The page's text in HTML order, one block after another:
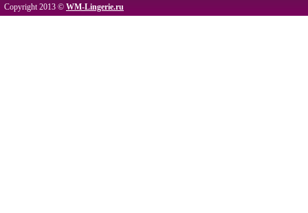
Copyright 2013 © WM-Lingerie.ru